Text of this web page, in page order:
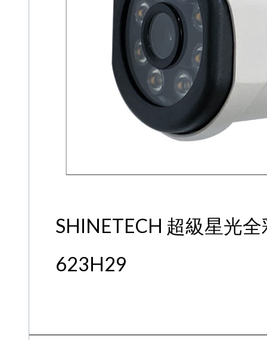
SHINETECH 超級星光
623H29